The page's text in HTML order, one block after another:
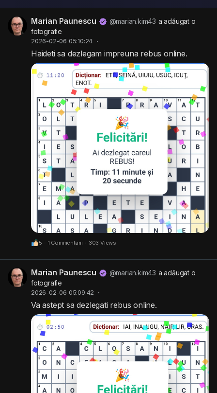
Marian Paunescu @marian.kim43 a adăugat o
fotografie
2026-02-06 05:10:24 ·
Haideti sa dezlegam impreuna rebus online.
5 · 1 Commentarii · 303 Views
Marian Paunescu @marian.kim43 a adăugat o
fotografie
2026-02-06 05:09:42 ·
Va astept sa dezlegati rebus online.